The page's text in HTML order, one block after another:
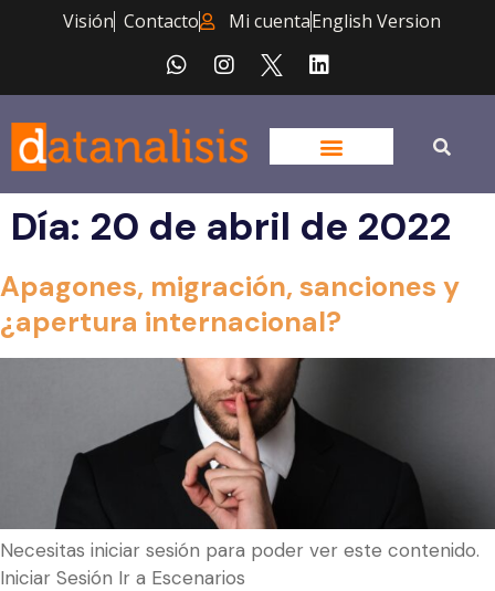
Visión Contacto Mi cuentaEnglish Version
Día: 20 de abril de 2022
Apagones, migración, sanciones y
¿apertura internacional?
Necesitas iniciar sesión para poder ver este contenido.
Iniciar Sesión Ir a Escenarios